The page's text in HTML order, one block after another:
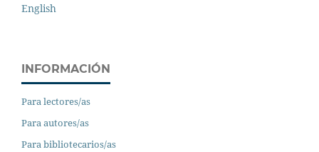
English
INFORMACIÓN
Para lectores/as
Para autores/as
Para bibliotecarios/as